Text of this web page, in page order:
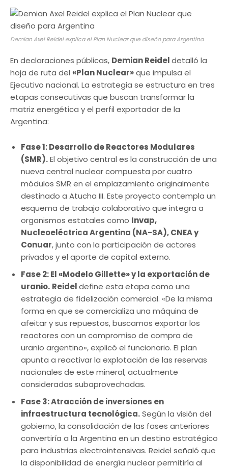
Demian Axel Reidel explica el Plan Nuclear que diseño para Argentina
En declaraciones públicas, Demian Reideldetalló la
hoja de ruta del «Plan Nuclear»que impulsa el
Ejecutivo nacional. La estrategia se estructura en tres
etapas consecutivas que buscan transformar la
matriz energética y el perfil exportador de la
Argentina:
Fase 1: Desarrollo de Reactores Modulares
(SMR).El objetivo central es la construcción de una
nueva central nuclear compuesta por cuatro
módulos SMR en el emplazamiento originalmente
destinado a Atucha III. Este proyecto contempla un
esquema de trabajo colaborativo que integra a
organismos estatales como Invap,
Nucleoeléctrica Argentina (NA-SA), CNEA y
Conuar, junto con la participación de actores
privados y el aporte de capital externo.
Fase 2: El «Modelo Gillette» y la exportación de
uranio. Reideldefine esta etapa como una
estrategia de fidelización comercial. «De la misma
forma en que se comercializa una máquina de
afeitar y sus repuestos, buscamos exportar los
reactores con un compromiso de compra de
uranio argentino», explicó el funcionario. El plan
apunta a reactivar la explotación de las reservas
nacionales de este mineral, actualmente
consideradas subaprovechadas.
Fase 3: Atracción de inversiones en
infraestructura tecnológica.Según la visión del
gobierno, la consolidación de las fases anteriores
convertiría a la Argentina en un destino estratégico
para industrias electrointensivas. Reidel señaló que
la disponibilidad de energía nuclear permitiría al